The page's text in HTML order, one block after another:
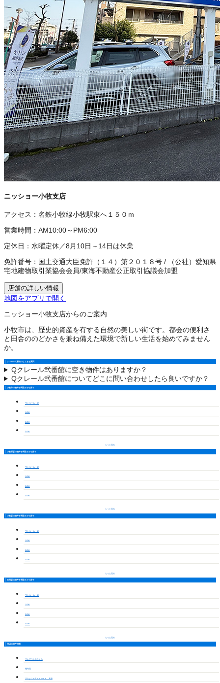
ニッショー小牧支店
アクセス： 名鉄小牧線小牧駅東へ１５０ｍ
営業時間： AM10:00～PM6:00
定休日： 水曜定休／8月10日～14日は休業
免許番号： 国土交通大臣免許（１４）第２０１８号 /
（公社）愛知県
宅地建物取引業協会会員/東海不動産公正取引協議会加盟
店舗の詳しい情報
地図をアプリで開く
ニッショー小牧支店からのご案内
小牧市は、歴史的資産を有する自然の美しい街です。都会の便利さ
と田舎ののどかさを兼ね備えた環境で新しい生活を始めてみません
か。
クレール弐番館のよくある質問
Qクレール弐番館に空き物件はありますか？
Qクレール弐番館についてどこに問い合わせしたら良いですか？
小牧市の物件を間取りから探す
ワンルーム・1K
1LDK
2LDK
3LDK
もっと見る
小牧原駅の物件を間取りから探す
ワンルーム・1K
1LDK
2LDK
3LDK
もっと見る
小牧駅の物件を間取りから探す
ワンルーム・1K
1LDK
2LDK
3LDK
もっと見る
味岡駅の物件を間取りから探す
ワンルーム・1K
1LDK
2LDK
3LDK
もっと見る
周辺の物件情報
フレグランスさくら
柏寿荘
ＳｋｙｌｅＣｏｓｍｏｓ Ｅ棟